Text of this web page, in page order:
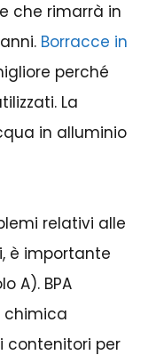
che rimarrà in
Borracce in
perché
La
in alluminio
relativi alle
è importante
A). BPA
chimica
contenitori per